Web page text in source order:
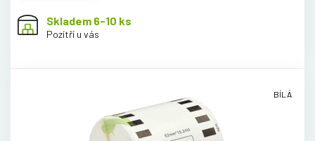
Skladem 6-10 ks
Pozítří u vás
BÍLÁ